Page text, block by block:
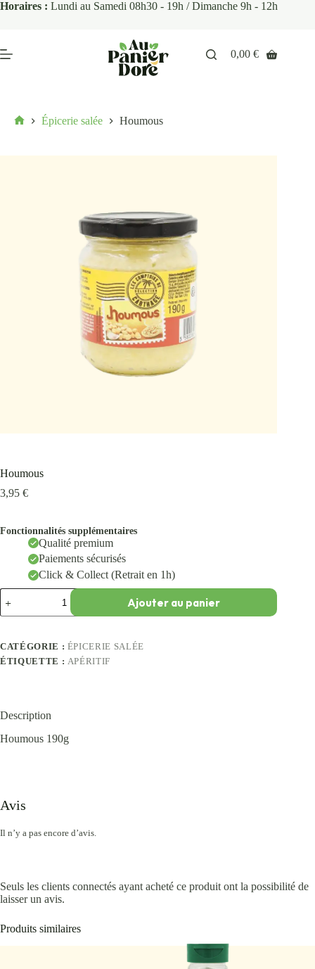
Horaires : Lundi au Samedi 08h30 - 19h / Dimanche 9h - 12h
0,00€
Épicerie salée Houmous
Houmous
3,95 €
Fonctionnalités supplémentaires
Qualité premium
Paiements sécurisés
Click & Collect (Retrait en 1h)
Ajouter au panier
CATÉGORIE : ÉPICERIE SALÉE
ÉTIQUETTE : APÉRITIF
Description
Houmous 190g
Avis
Il n’y a pas encore d’avis.
Seuls les clients connectés ayant acheté ce produit ont la possibilité de
laisser un avis.
Produits similaires